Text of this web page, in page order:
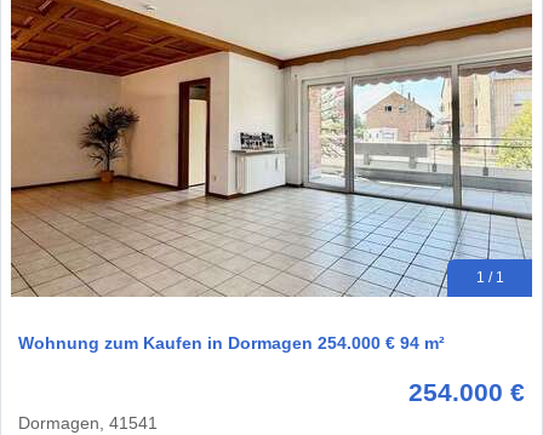
1 / 1
Wohnung zum Kaufen in Dormagen 254.000 € 94 m²
254.000 €
Dormagen, 41541